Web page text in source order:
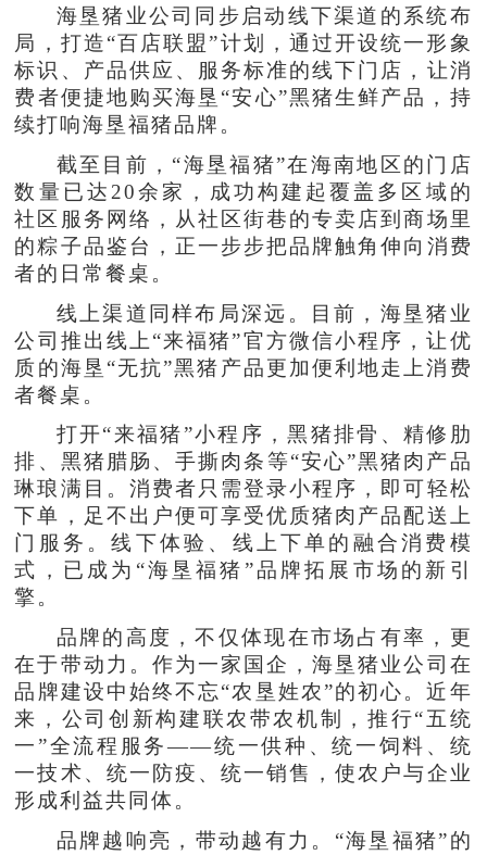
海垦猪业公司同步启动线下渠道的系统布
局，打造“百店联盟”计划，通过开设统一形象
标识、产品供应、服务标准的线下门店，让消
费者便捷地购买海垦“安心”黑猪生鲜产品，持
续打响海垦福猪品牌。
截至目前，“海垦福猪”在海南地区的门店
数量已达20余家，成功构建起覆盖多区域的
社区服务网络，从社区街巷的专卖店到商场里
的粽子品鉴台，正一步步把品牌触角伸向消费
者的日常餐桌。
线上渠道同样布局深远。目前，海垦猪业
公司推出线上“来福猪”官方微信小程序，让优
质的海垦“无抗”黑猪产品更加便利地走上消费
者餐桌。
打开“来福猪”小程序，黑猪排骨、精修肋
排、黑猪腊肠、手撕肉条等“安心”黑猪肉产品
琳琅满目。消费者只需登录小程序，即可轻松
下单，足不出户便可享受优质猪肉产品配送上
门服务。线下体验、线上下单的融合消费模
式，已成为“海垦福猪”品牌拓展市场的新引
擎。
品牌的高度，不仅体现在市场占有率，更
在于带动力。作为一家国企，海垦猪业公司在
品牌建设中始终不忘“农垦姓农”的初心。近年
来，公司创新构建联农带农机制，推行“五统
一”全流程服务——统一供种、统一饲料、统
一技术、统一防疫、统一销售，使农户与企业
形成利益共同体。
品牌越响亮，带动越有力。“海垦福猪”的